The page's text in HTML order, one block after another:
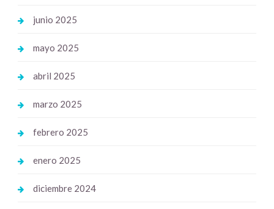
junio 2025
mayo 2025
abril 2025
marzo 2025
febrero 2025
enero 2025
diciembre 2024